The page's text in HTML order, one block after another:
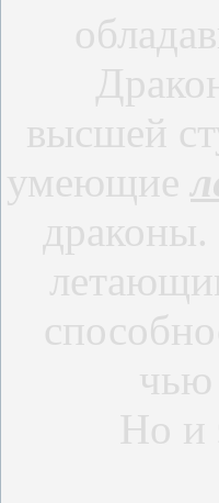
высшей
умеющие
чью
Но и